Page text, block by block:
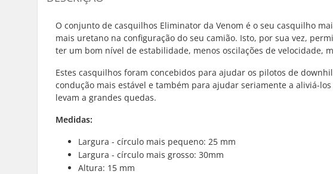
O conjunto de casquilhos Eliminator da Venom é o seu casquilho
mais uretano na configuração do seu camião. Isto, por sua vez,
ter um bom nível de estabilidade, menos oscilações de velocidade,
Estes casquilhos foram concebidos para ajudar os pilotos de
condução mais estável e também para ajudar seriamente a aliviá-
levam a grandes quedas.
Medidas:
Largura - círculo mais pequeno: 25 mm
Largura - círculo mais grosso: 30mm
Altura: 15 mm